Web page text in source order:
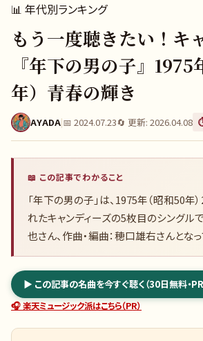
📊 年代別ランキング
もう一度聴きたい！キ
『年下の男の子』
年）青春の輝き
AYADA|📅 2024.07.23🔄 更新: 2026.04.08
📖 この記事でわかること
「年下の男の子」は、1975年（昭和50年
れたキャンディーズの5枚目のシングル
也さん、作曲・編曲：穂口雄右さんとなっ
▶ この記事の名曲を今すぐ聴く（30日無料・PR
🎧 楽天ミュージック派はこちら（PR）